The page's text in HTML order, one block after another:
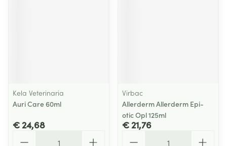
Kela Veterinaria
Auri Care 60ml
€ 24,68
Virbac
Allerderm Allerderm Epi-
otic Opl 125ml
€ 21,76